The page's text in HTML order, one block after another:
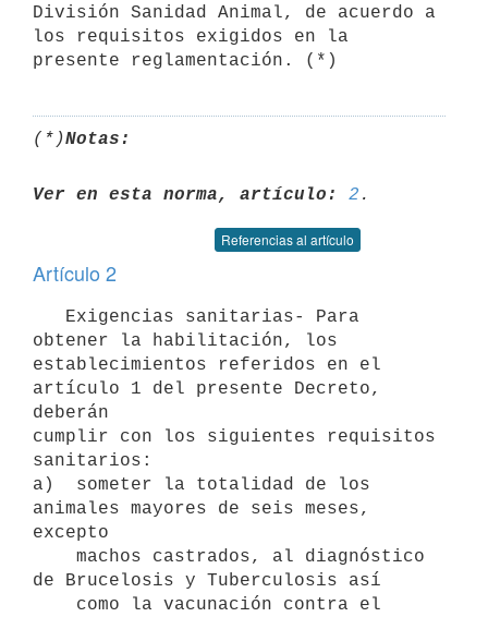
División Sanidad Animal, de acuerdo a
los requisitos exigidos en la
presente reglamentación. (*)
(*)Notas:
Ver en esta norma, artículo: 2
Referencias al artículo
Artículo 2
obtener la habilitación, los
establecimientos referidos en el
artículo 1 del presente Decreto,
deberán
cumplir con los siguientes requisitos
sanitarios:
a)  someter la totalidad de los
animales mayores de seis meses,
excepto
de Brucelosis y Tuberculosis así